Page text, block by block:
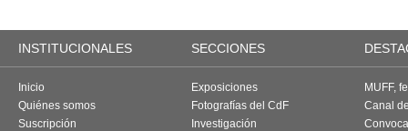
INSTITUCIONALES SECCIONES
Inicio
Quiénes somos
Suscripción
Exposiciones
Fotografías del CdF
Investigación
MUFF,
Canal